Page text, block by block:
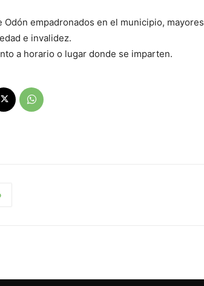
Odón empadronados en el municipio, mayores
e invalidez.
a horario o lugar donde se imparten.